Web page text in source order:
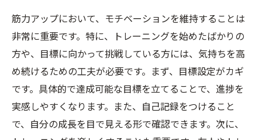
筋力アップにおいて、モチベーションを維持することは
非常に重要です。特に、トレーニングを始めたばかりの
方や、目標に向かって挑戦している方には、気持ちを高
め続けるための工夫が必要です。まず、目標設定がカギ
です。具体的で達成可能な目標を立てることで、進捗を
実感しやすくなります。また、自己記録をつけること
で、自分の成長を目で見える形で確認できます。次に、